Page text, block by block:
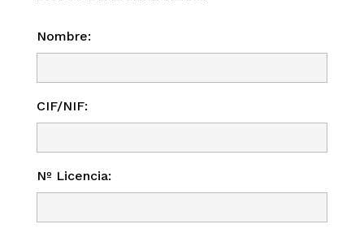
Nombre:
CIF/NIF:
Nº Licencia: